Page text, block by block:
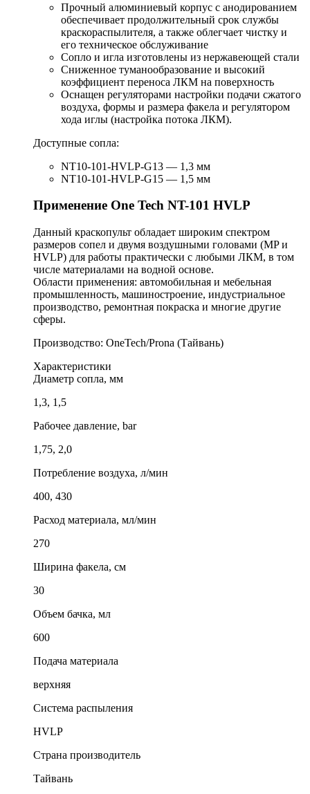
Прочный алюминиевый корпус с анодированием
обеспечивает продолжительный срок службы
краскораспылителя, а также облегчает чистку и
его техническое обслуживание
Сопло и игла изготовлены из нержавеющей стали
Сниженное туманообразование и высокий
коэффициент переноса ЛКМ на поверхность
Оснащен регуляторами настройки подачи сжатого
воздуха, формы и размера факела и регулятором
хода иглы (настройка потока ЛКМ).
Доступные сопла:
NT10-101-HVLP-G13 — 1,3 мм
NT10-101-HVLP-G15 — 1,5 мм
Применение One Tech NT-101 HVLP
Данный краскопульт обладает широким спектром
размеров сопел и двумя воздушными головами (MP и
HVLP) для работы практически с любыми ЛКМ, в том
числе материалами на водной основе.
Области применения: автомобильная и мебельная
промышленность, машиностроение, индустриальное
производство, ремонтная покраска и многие другие
сферы.
Производство: OneTech/Prona (Тайвань)
Характеристики
Диаметр сопла, мм
1,3, 1,5
Рабочее давление, bar
1,75, 2,0
Потребление воздуха, л/мин
400, 430
Расход материала, мл/мин
270
Ширина факела, см
30
Объем бачка, мл
600
Подача материала
верхняя
Система распыления
HVLP
Страна производитель
Тайвань